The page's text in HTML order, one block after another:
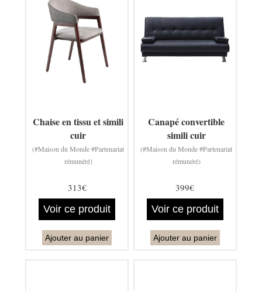
Chaise en tissu et simili
cuir
(#Maison du Monde #Partenariat
rémunéré)
313€
Voir ce produit
Ajouter au panier
Canapé convertible
simili cuir
(#Maison du Monde #Partenariat
rémunéré)
399€
Voir ce produit
Ajouter au panier